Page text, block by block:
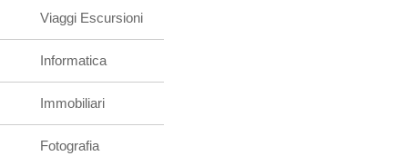
Viaggi Escursioni
Informatica
Immobiliari
Fotografia